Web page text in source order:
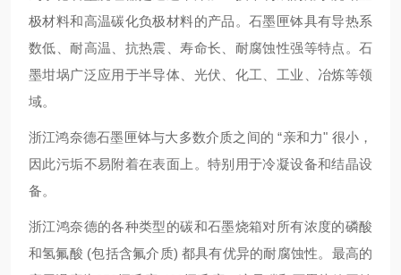
极材料和高温碳化负极材料的产品。石墨匣钵具有导热系
数低、耐高温、抗热震、寿命长、耐腐蚀性强等特点。石
墨坩埚广泛应用于半导体、光伏、化工、工业、冶炼等领
域。
浙江鸿奈德石墨匣钵与大多数介质之间的 “亲和力" 很小，
因此污垢不易附着在表面上。特别用于冷凝设备和结晶设
备。
浙江鸿奈德的各种类型的碳和石墨烧箱对所有浓度的磷酸
和氢氟酸 (包括含氟介质) 都具有优异的耐腐蚀性。最高的